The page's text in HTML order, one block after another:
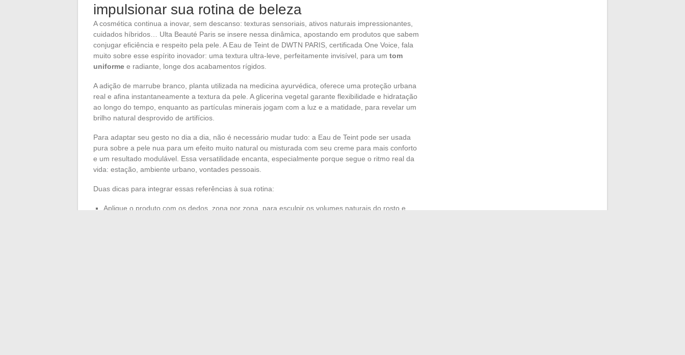
impulsionar sua rotina de beleza
A cosmética continua a inovar, sem descanso: texturas sensoriais, ativos naturais impressionantes,
cuidados híbridos… Ulta Beauté Paris se insere nessa dinâmica, apostando em produtos que sabem
conjugar eficiência e respeito pela pele. A Eau de Teint de DWTN PARIS, certificada One Voice, fala
muito sobre esse espírito inovador: uma textura ultra-leve, perfeitamente invisível, para um tom
uniforme e radiante, longe dos acabamentos rígidos.
A adição de marrube branco, planta utilizada na medicina ayurvédica, oferece uma proteção urbana
real e afina instantaneamente a textura da pele. A glicerina vegetal garante flexibilidade e hidratação
ao longo do tempo, enquanto as partículas minerais jogam com a luz e a matidade, para revelar um
brilho natural desprovido de artifícios.
Para adaptar seu gesto no dia a dia, não é necessário mudar tudo: a Eau de Teint pode ser usada
pura sobre a pele nua para um efeito muito natural ou misturada com seu creme para mais conforto
e um resultado modulável. Essa versatilidade encanta, especialmente porque segue o ritmo real da
vida: estação, ambiente urbano, vontades pessoais.
Duas dicas para integrar essas referências à sua rotina:
Aplique o produto com os dedos, zona por zona, para esculpir os volumes naturais do rosto e